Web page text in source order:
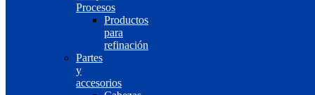
Procesos
Productos
para
refinación
Partes
y
accesorios